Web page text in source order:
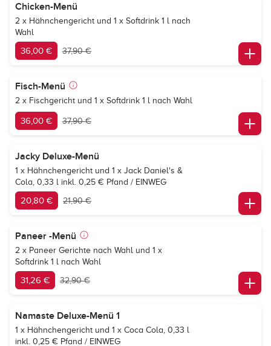
Chicken-Menü
2 x Hähnchengericht und 1 x Softdrink 1 l nach
Wahl
36,00 € 37,90 €
Fisch-Menü
2 x Fischgericht und 1 x Softdrink 1 l nach Wahl
36,00 € 37,90 €
Jacky Deluxe-Menü
1 x Hähnchengericht und 1 x Jack Daniel's &
Cola, 0,33 l inkl. 0,25 € Pfand / EINWEG
20,80 € 21,90 €
Paneer -Menü
2 x Paneer Gerichte nach Wahl und 1 x
Softdrink 1 l nach Wahl
31,26 € 32,90 €
Namaste Deluxe-Menü 1
1 x Hähnchengericht und 1 x Coca Cola, 0,33 l
inkl. 0,25 € Pfand / EINWEG